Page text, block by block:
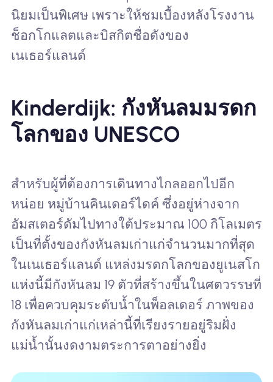
นิยมเป็นพิเศษ เพราะให้ชมเบื้องหลังโรงงาน
ช็อกโกแลตและบิสกิตชื่อดังของ
เนเธอร์แลนด์
Kinderdijk: กังหันลมมรดก
โลกของ UNESCO
สำหรับผู้ที่ต้องการเดินทางไกลออกไปอีก
หน่อย หมู่บ้านคินเดอร์ไดค์ ซึ่งอยู่ห่างจาก
อัมสเตอร์ดัมไปทางใต้ประมาณ 100 กิโลเมตร
เป็นที่ตั้งของกังหันลมเก่าแก่จำนวนมากที่สุด
ในเนเธอร์แลนด์ แหล่งมรดกโลกของยูเนสโก
แห่งนี้มีกังหันลม 19 ตัวที่สร้างขึ้นในศตวรรษที่
18 เพื่อควบคุมระดับน้ำในพ็อลเดอร์ ภาพของ
กังหันลมเก่าแก่เหล่านี้ที่เรียงรายอยู่ริมฝั่ง
แม่น้ำนั้นงดงามตระการตาอย่างยิ่ง